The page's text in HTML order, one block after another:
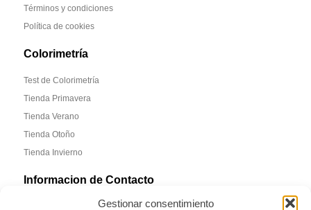
Gestionar consentimiento
Términos y condiciones
Política de cookies
Colorimetría
Test de Colorimetría
Tienda Primavera
Tienda Verano
Tienda Otoño
Tienda Invierno
Informacion de Contacto